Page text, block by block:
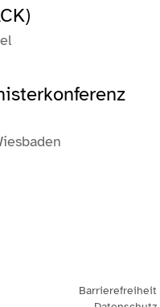
Barrierefreiheit